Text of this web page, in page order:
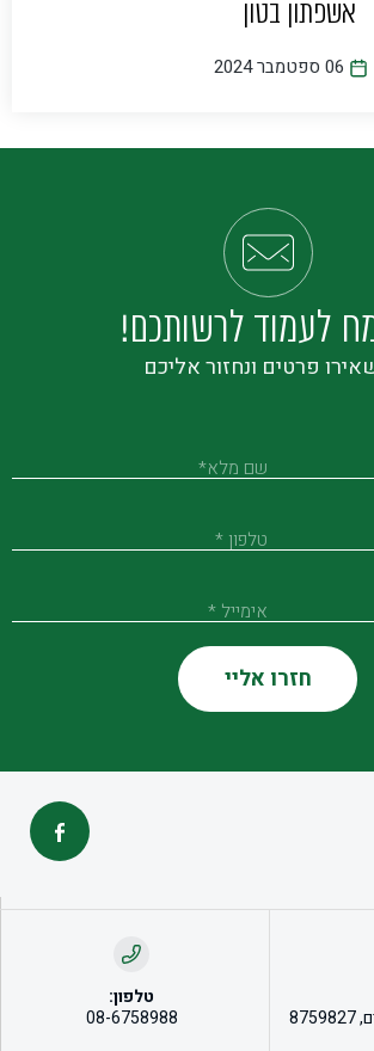
אשפתון בטון
לעמוד לרשותכם!
פרטים ונחזור אליכם
שם מלא*
טלפון *
אימייל *
טלפון:
08-6758988